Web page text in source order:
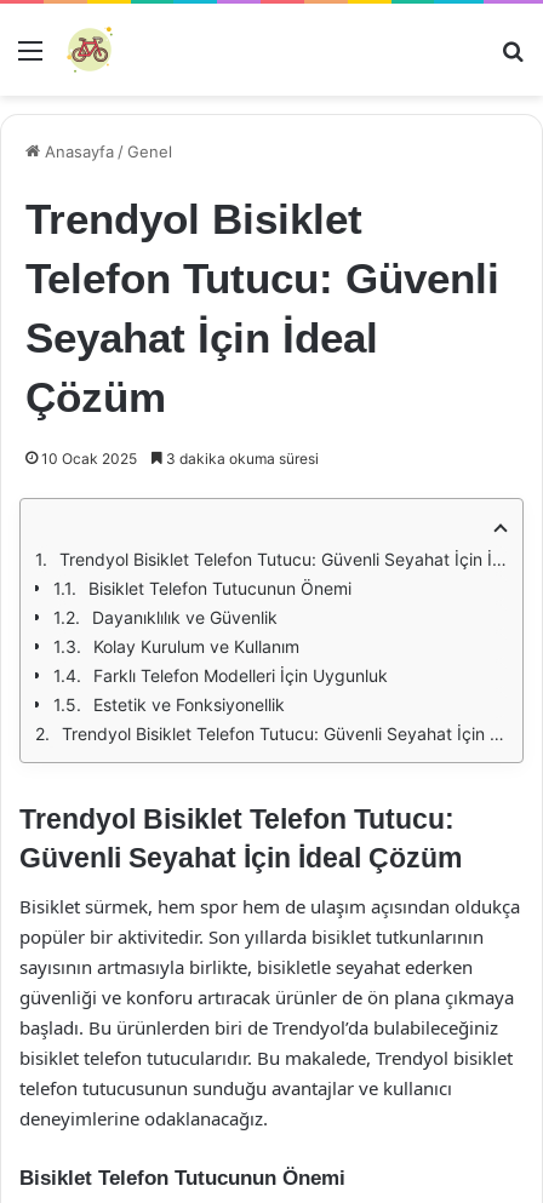
Menü
Anasayfa /Genel
Trendyol Bisiklet
Telefon Tutucu: Güvenli
Seyahat İçin İdeal
Çözüm
10 Ocak 2025 3 dakika okuma süresi
Trendyol Bisiklet Telefon Tutucu: Güvenli Seyahat İçin İdeal Çözüm
Bisiklet Telefon Tutucunun Önemi
Dayanıklılık ve Güvenlik
Kolay Kurulum ve Kullanım
Farklı Telefon Modelleri İçin Uygunluk
Estetik ve Fonksiyonellik
Trendyol Bisiklet Telefon Tutucu: Güvenli Seyahat İçin İdeal Çözüm
Trendyol Bisiklet Telefon Tutucu:
Güvenli Seyahat İçin İdeal Çözüm
Bisiklet sürmek, hem spor hem de ulaşım açısından oldukça
popüler bir aktivitedir. Son yıllarda bisiklet tutkunlarının
sayısının artmasıyla birlikte, bisikletle seyahat ederken
güvenliği ve konforu artıracak ürünler de ön plana çıkmaya
başladı. Bu ürünlerden biri de Trendyol’da bulabileceğiniz
bisiklet telefon tutucularıdır. Bu makalede, Trendyol bisiklet
telefon tutucusunun sunduğu avantajlar ve kullanıcı
deneyimlerine odaklanacağız.
Bisiklet Telefon Tutucunun Önemi